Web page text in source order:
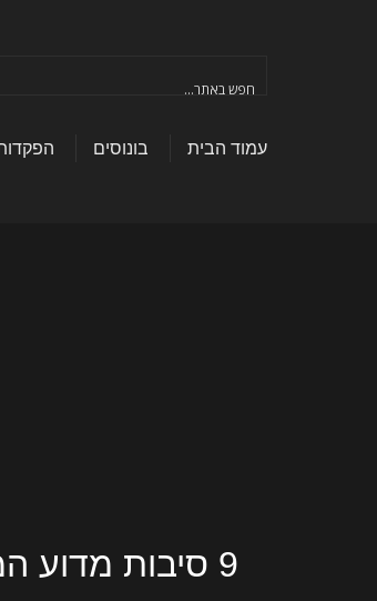
עמוד הבית בונוסים
9 סיבות מדוע